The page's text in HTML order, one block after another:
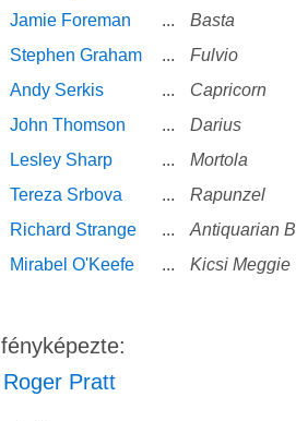
Jamie Foreman
...
Basta
Stephen Graham
...
Fulvio
Andy Serkis
...
Capricorn
John Thomson
...
Darius
Lesley Sharp
...
Mortola
Tereza Srbova
...
Rapunzel
Richard Strange
...
Antiquarian
Mirabel O'Keefe
... Kicsi Meggie
fényképezte:
Roger Pratt